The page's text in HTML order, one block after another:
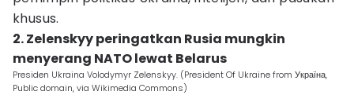
khusus.
2. Zelenskyy peringatkan Rusia mungkin
menyerang NATO lewat Belarus
Presiden Ukraina Volodymyr Zelenskyy. (President Of Ukraine from Україна,
Public domain, via Wikimedia Commons)